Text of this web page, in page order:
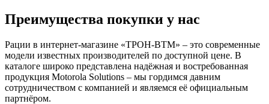
Преимущества покупки у нас
Рации в интернет-магазине «ТРОН-ВТМ» – это современные
модели известных производителей по доступной цене. В
каталоге широко представлена надёжная и востребованная
продукция Motorola Solutions – мы гордимся давним
сотрудничеством с компанией и являемся её официальным
партнёром.